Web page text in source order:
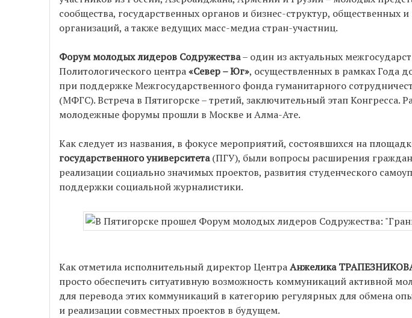
сообщества, государственных органов и бизнес-структур, общественных
организаций, а также ведущих масс-медиа стран-участниц.
Форум молодых лидеров Содружества– один из актуальных
Политологического центра«Север – Юг», осуществленных в рамках Года
при поддержке Межгосударственного фонда гуманитарного
(МФГС). Встреча в Пятигорске – третий, заключительный этап Конгресса.
молодежные форумы прошли в Москве и Алма-Ате.
Как следует из названия, в фокусе мероприятий, состоявшихся на
государственного университета(ПГУ), были вопросы расширения
реализации социально значимых проектов, развития студенческого
поддержки социальной журналистики.
Как отметила исполнительный директор ЦентраАнжелика
просто обеспечить ситуативную возможность коммуникаций активной
для перевода этих коммуникаций в категорию регулярных для обмена
и реализации совместных проектов в будущем.